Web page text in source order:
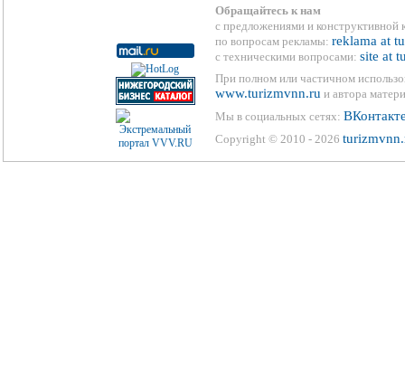
Обращайтесь к нам
с предложениями и конструктивной
по вопросам рекламы: reklama at
с техническими вопросами: site at
При полном или частичном
www.turizmvnn.ru и автора
Мы в социальных сетях:
Copyright © 2010 - 2026